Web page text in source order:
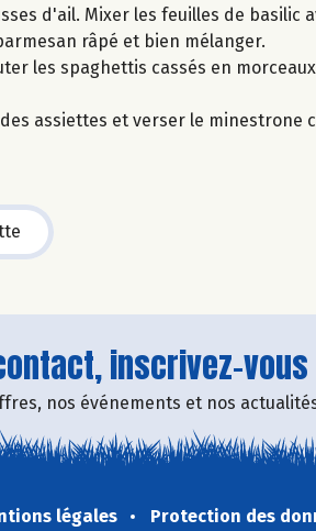
d'ail. Mixer les feuilles de
râpé et bien mélanger.
les spaghettis cassés en
assiettes et verser le minestrone
inscrivez-
nos événements et nos
légales Protection des